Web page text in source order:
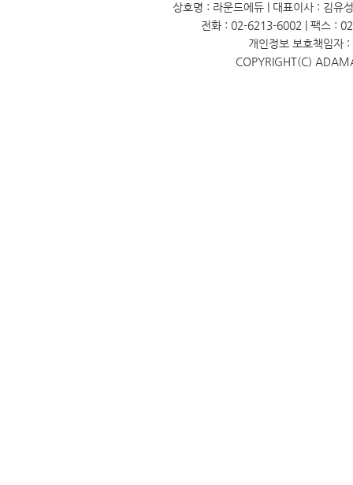
상호명 : 라운드에듀 | 대표이사 : 김유
전화 : 02-6213-6002 | 팩스 :
개인정보 보호책임자
COPYRIGHT(C)